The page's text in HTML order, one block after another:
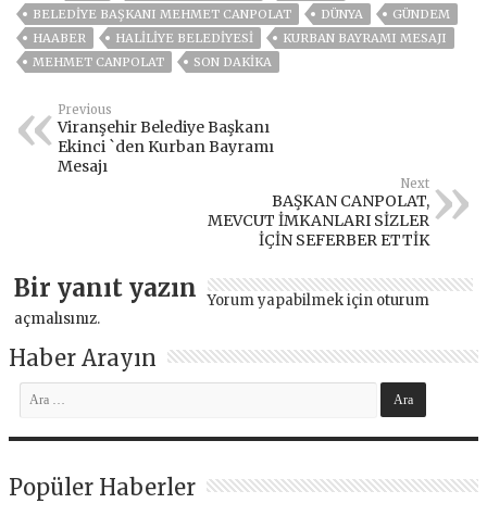
BELEDIYE BAŞKANI MEHMET CANPOLAT
DÜNYA
GÜNDEM
HAABER
HALİLİYE BELEDİYESİ
KURBAN BAYRAMI MESAJI
MEHMET CANPOLAT
SON DAKIKA
Previous
Viranşehir Belediye Başkanı
Ekinci `den Kurban Bayramı
Mesajı
Next
BAŞKAN CANPOLAT,
MEVCUT İMKANLARI SİZLER
İÇİN SEFERBER ETTİK
Bir yanıt yazın Yorum yapabilmek için oturum
açmalısınız.
Haber Arayın
Popüler Haberler